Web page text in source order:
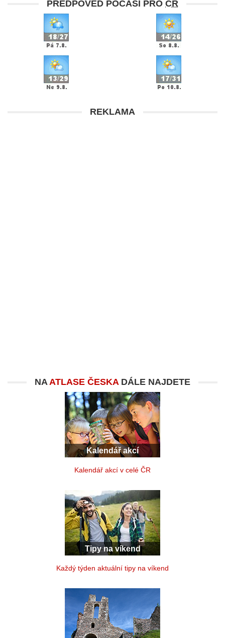
PŘEDPOVĚĎ POČASÍ PRO ČR
REKLAMA
NAATLASE ČESKADÁLE NAJDETE
Kalendář akcí
Kalendář akcí v celé ČR
Tipy na víkend
Každý týden aktuální tipy na víkend